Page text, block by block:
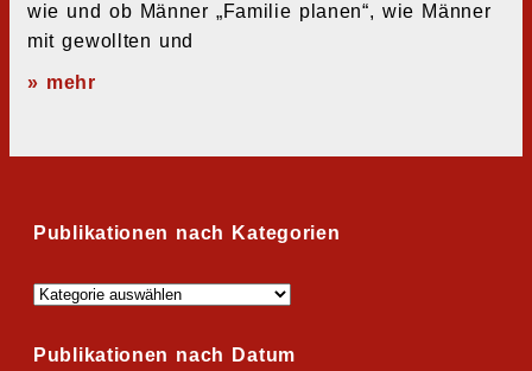
wie und ob Männer „Familie planen“, wie Männer
mit gewollten und
» mehr
Publikationen nach Kategorien
Publikationen nach Datum